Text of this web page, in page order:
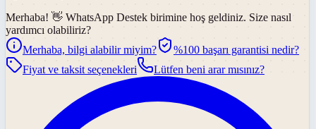
Merhaba! 👋 WhatsApp Destek birimine hoş geldiniz. Size nasıl
yardımcı olabiliriz?
Merhaba, bilgi alabilir miyim?
%100 başarı garantisi nedir?
Fiyat ve taksit seçenekleri
Lütfen beni arar mısınız?